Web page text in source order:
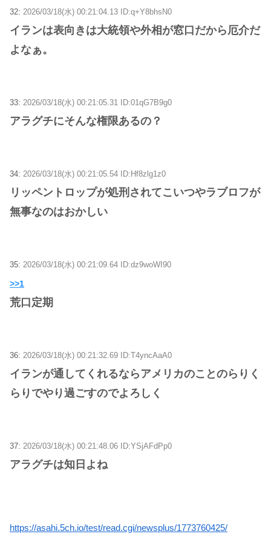
32: 2026/03/18(水) 00:21:04.13 ID:q+Y8bhsN0
イランは表向きは大統領や外相が窓口だから厄介だ
よなぁ。
33: 2026/03/18(水) 00:21:05.31 ID:01qG7B9g0
アラグチにそんな権限あるの？
34: 2026/03/18(水) 00:21:05.54 ID:Hf8zlg1z0
リッペントロップが処刑されてこいつやラブロフが
無事なのはおかしい
35: 2026/03/18(水) 00:21:09.64 ID:dz9woWI90
>>1
荒口定期
36: 2026/03/18(水) 00:21:32.69 ID:T4yncAaA0
イランが通してくれるならアメリカのことのらりく
らりでやり過ごすのでよろしく
37: 2026/03/18(水) 00:21:48.06 ID:YSjAFdPp0
アラグチは知日よね
https://asahi.5ch.io/test/read.cgi/newsplus/1773760425/